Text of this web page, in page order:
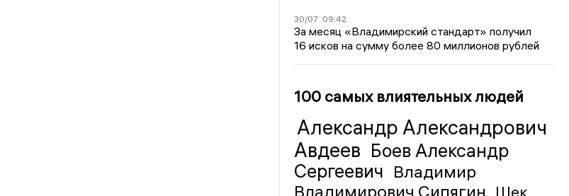
30/07 09:42
За месяц «Владимирский стандарт» получил
16 исков на сумму более 80 миллионов рублей
100 самых влиятельных людей
Александр Александрович
Авдеев Боев Александр
Сергеевич Владимир
Владимирович Сипягин Шек